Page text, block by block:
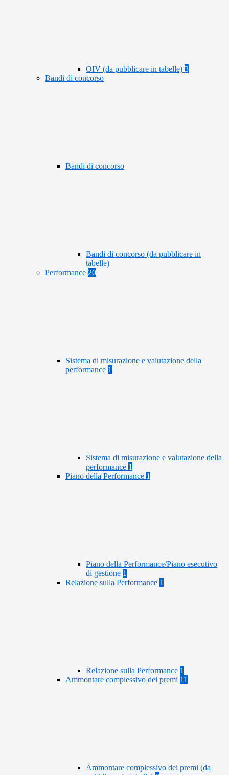
OIV (da pubblicare in tabelle) 3
Bandi di concorso
Bandi di concorso
Bandi di concorso (da pubblicare in
tabelle)
Performance 20
Sistema di misurazione e valutazione della
performance 1
Sistema di misurazione e valutazione della
performance 1
Piano della Performance 1
Piano della Performance/Piano esecutivo
di gestione 1
Relazione sulla Performance 1
Relazione sulla Performance 1
Ammontare complessivo dei premi 11
Ammontare complessivo dei premi (da